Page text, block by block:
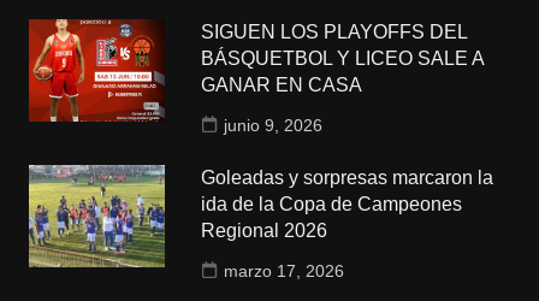
SIGUEN LOS PLAYOFFS DEL
BÁSQUETBOL Y LICEO SALE A
GANAR EN CASA
junio 9, 2026
Goleadas y sorpresas marcaron la
ida de la Copa de Campeones
Regional 2026
marzo 17, 2026